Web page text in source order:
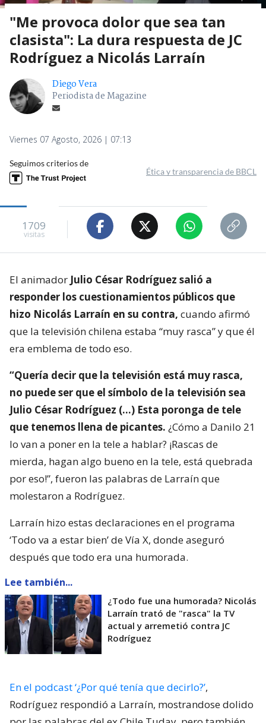
"Me provoca dolor que sea tan
clasista": La dura respuesta de JC
Rodríguez a Nicolás Larraín
Diego Vera
Periodista de Magazine
Viernes 07 Agosto, 2026 | 07:13
Seguimos criterios de
Ética y transparencia de BBCL
1709
visitas
El animador Julio César Rodríguez salió a
responder los cuestionamientos públicos que
hizo Nicolás Larraín en su contra, cuando afirmó
que la televisión chilena estaba “muy rasca” y que él
era emblema de todo eso.
“Quería decir que la televisión está muy rasca,
no puede ser que el símbolo de la televisión sea
Julio César Rodríguez (…) Esta poronga de tele
que tenemos llena de picantes. ¿Cómo a Danilo 21
lo van a poner en la tele a hablar? ¡Rascas de
mierda, hagan algo bueno en la tele, está quebrada
por eso!”, fueron las palabras de Larraín que
molestaron a Rodríguez.
Larraín hizo estas declaraciones en el programa
‘Todo va a estar bien’ de Vía X, donde aseguró
después que todo era una humorada.
Lee también...
¿Todo fue una humorada? Nicolás
Larraín trató de "rasca" la TV
actual y arremetió contra JC
Rodríguez
En el podcast ‘¿Por qué tenía que decirlo?’,
Rodríguez respondió a Larraín, mostrandose dolido